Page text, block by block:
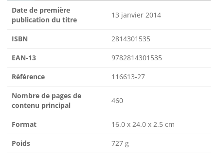
Date de première
publication du titre
13 janvier 2014
ISBN 2814301535
EAN-13 9782814301535
Référence 116613-27
Nombre de pages de
contenu principal
460
Format 16.0 x 24.0 x 2.5 cm
Poids 727 g